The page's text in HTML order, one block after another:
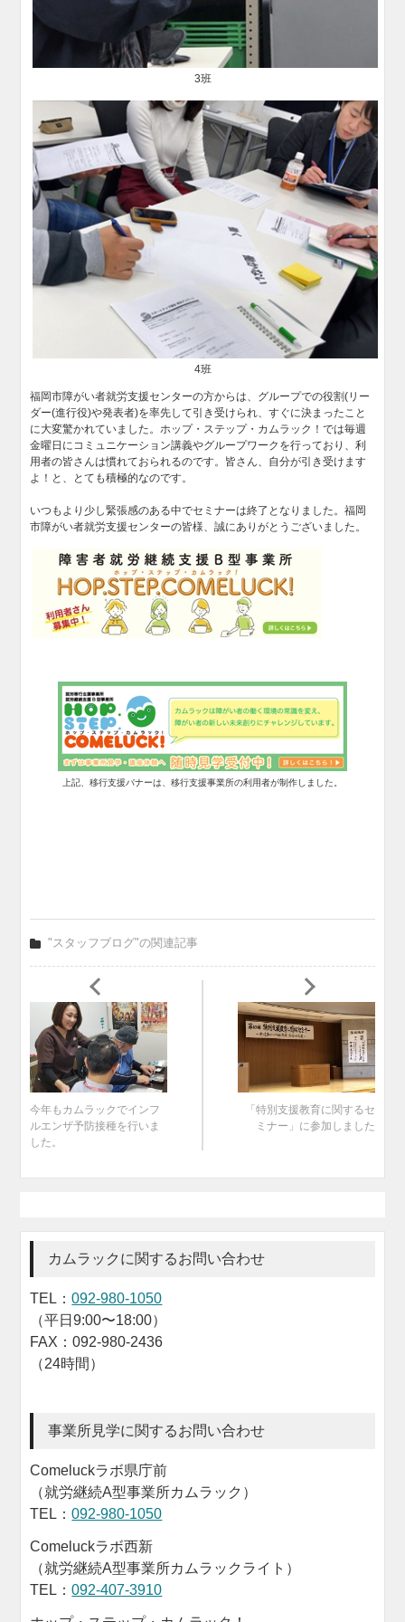
3班
4班
福岡市障がい者就労支援センターの方からは、グループでの役割(リー
ダー(進行役)や発表者)を率先して引き受けられ、すぐに決まったこと
に大変驚かれていました。ホップ・ステップ・カムラック！では毎週
金曜日にコミュニケーション講義やグループワークを行っており、利
用者の皆さんは慣れておられるのです。皆さん、自分が引き受けます
よ！と、とても積極的なのです。
いつもより少し緊張感のある中でセミナーは終了となりました。福岡
市障がい者就労支援センターの皆様、誠にありがとうございました。
上記、移行支援バナーは、移行支援事業所の利用者が制作しました。
"スタッフブログ"の関連記事
今年もカムラックでインフ
ルエンザ予防接種を行いま
した。
「特別支援教育に関するセ
ミナー」に参加しました
カムラックに関するお問い合わせ
TEL：092-980-1050
（平日9:00〜18:00）
FAX：092-980-2436
（24時間）
事業所見学に関するお問い合わせ
Comeluckラボ県庁前
（就労継続A型事業所カムラック）
TEL：092-980-1050
Comeluckラボ西新
（就労継続A型事業所カムラックライト）
TEL：092-407-3910